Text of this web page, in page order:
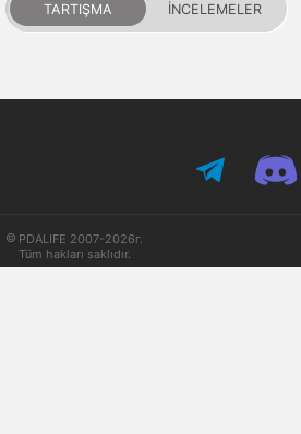
TARTIŞMA İNCELEMELER
PDALIFE 2007-2026г.
Tüm hakları saklıdır.